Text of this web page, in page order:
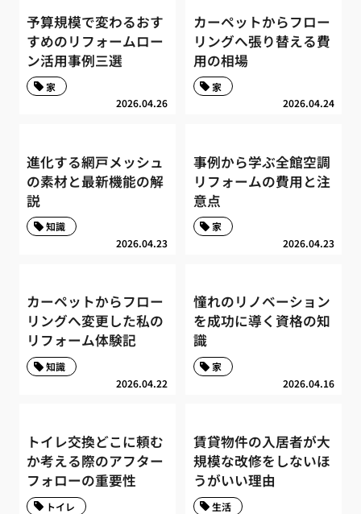
予算規模で変わるおす
すめのリフォームロー
ン活用事例三選
2026.04.26
家
カーペットからフロー
リングへ張り替える費
用の相場
2026.04.24
家
進化する網戸メッシュ
の素材と最新機能の解
説
2026.04.23
知識
事例から学ぶ全館空調
リフォームの費用と注
意点
2026.04.23
家
カーペットからフロー
リングへ変更した私の
リフォーム体験記
2026.04.22
知識
憧れのリノベーション
を成功に導く資格の知
識
2026.04.16
家
トイレ交換どこに頼む
か考える際のアフター
フォローの重要性
トイレ
賃貸物件の入居者が大
規模な改修をしないほ
うがいい理由
生活